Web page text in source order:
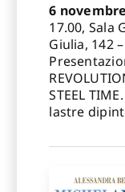
6
17.00, Sala
Giulia, 142
STEEL
lastre